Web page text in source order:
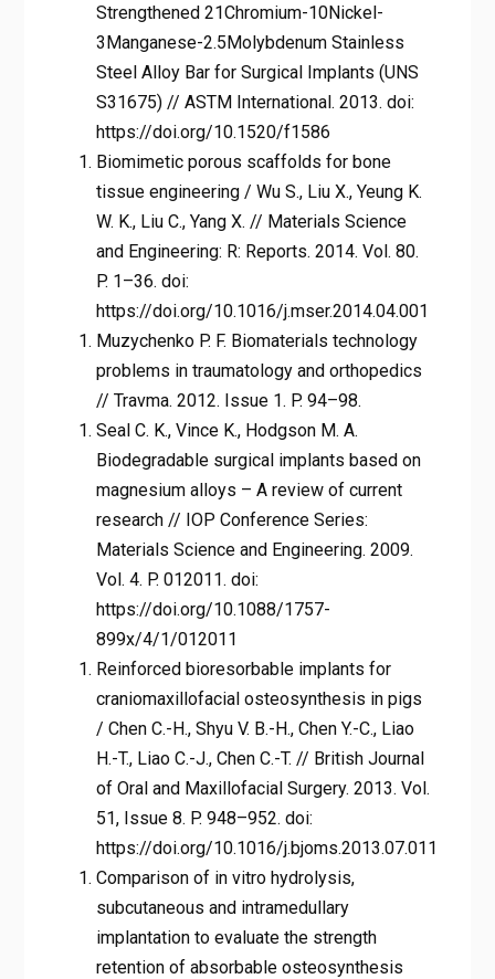
Strengthened 21Chromium-10Nickel-
3Manganese-2.5Molybdenum Stainless
Steel Alloy Bar for Surgical Implants (UNS
S31675) // ASTM International. 2013. doi:
https://doi.org/10.1520/f1586
Biomimetic porous scaffolds for bone
tissue engineering / Wu S., Liu X., Yeung K.
W. K., Liu C., Yang X. // Materials Science
and Engineering: R: Reports. 2014. Vol. 80.
P. 1–36. doi:
https://doi.org/10.1016/j.mser.2014.04.001
Muzychenko P. F. Biomaterials technology
problems in traumatology and orthopedics
// Travma. 2012. Issue 1. P. 94–98.
Seal C. K., Vince K., Hodgson M. A.
Biodegradable surgical implants based on
magnesium alloys – A review of current
research // IOP Conference Series:
Materials Science and Engineering. 2009.
Vol. 4. P. 012011. doi:
https://doi.org/10.1088/1757-
899x/4/1/012011
Reinforced bioresorbable implants for
craniomaxillofacial osteosynthesis in pigs
/ Chen C.-H., Shyu V. B.-H., Chen Y.-C., Liao
H.-T., Liao C.-J., Chen C.-T. // British Journal
of Oral and Maxillofacial Surgery. 2013. Vol.
51, Issue 8. P. 948–952. doi:
https://doi.org/10.1016/j.bjoms.2013.07.011
Comparison of in vitro hydrolysis,
subcutaneous and intramedullary
implantation to evaluate the strength
retention of absorbable osteosynthesis